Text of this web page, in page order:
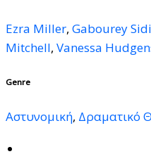
Ezra Miller, Gabourey
Mitchell, Vanessa
Genre
Αστυνομική, Δραματικό